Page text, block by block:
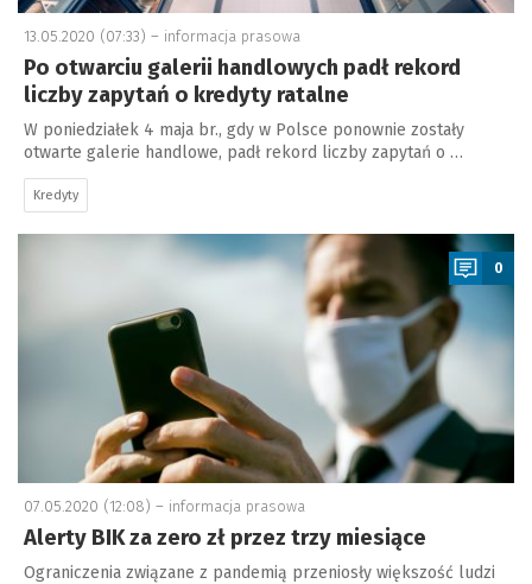
13.05.2020 (07:33) – informacja prasowa
Po otwarciu galerii handlowych padł rekord
liczby zapytań o kredyty ratalne
W poniedziałek 4 maja br., gdy w Polsce ponownie zostały
otwarte galerie handlowe, padł rekord liczby zapytań o …
Kredyty
a
0
07.05.2020 (12:08) – informacja prasowa
Alerty BIK za zero zł przez trzy miesiące
Ograniczenia związane z pandemią przeniosły większość ludzi